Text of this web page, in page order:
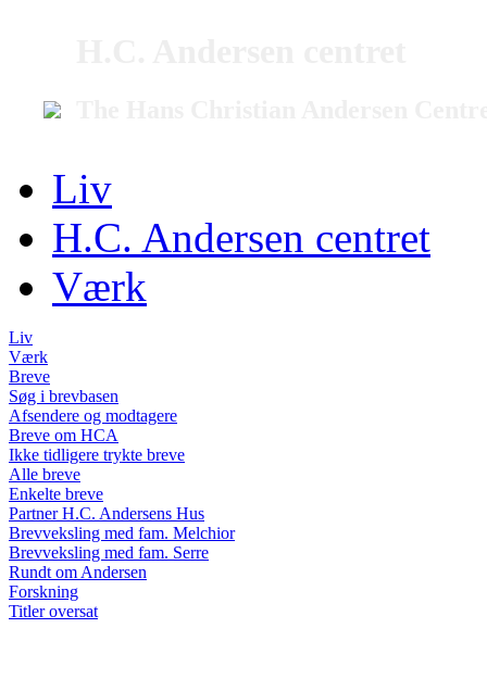
Liv
H.C. Andersen centret
Værk
Liv
Værk
Breve
Søg i brevbasen
Afsendere og modtagere
Breve om HCA
Ikke tidligere trykte breve
Alle breve
Enkelte breve
Partner H.C. Andersens Hus
Brevveksling med fam. Melchior
Brevveksling med fam. Serre
Rundt om Andersen
Forskning
Titler oversat